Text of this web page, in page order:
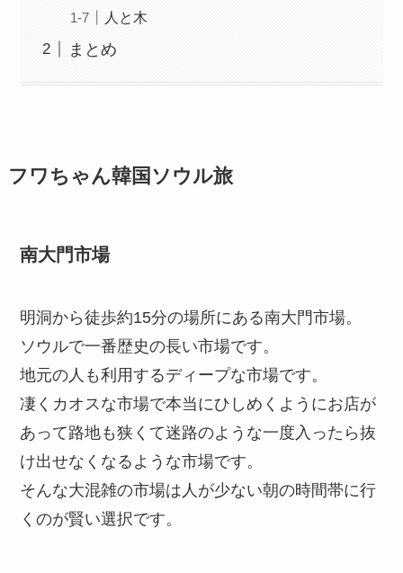
人と木
まとめ
フワちゃん韓国ソウル旅
南大門市場
明洞から徒歩約15分の場所にある南大門市場。
ソウルで一番歴史の長い市場です。
地元の人も利用するディープな市場です。
凄くカオスな市場で本当にひしめくようにお店が
あって路地も狭くて迷路のような一度入ったら抜
け出せなくなるような市場です。
そんな大混雑の市場は人が少ない朝の時間帯に行
くのが賢い選択です。